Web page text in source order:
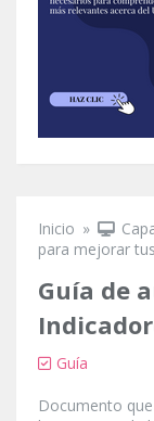
Se
Inicio »
para mejorar
Guía de
Guía
Documento